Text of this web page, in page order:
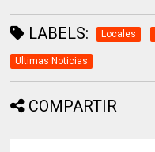
LABELS: Locales
Ultimas Noticias
COMPARTIR